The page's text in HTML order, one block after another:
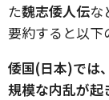
た魏志倭人伝な
要約すると以下
倭国(日本)では
規模な内乱が起